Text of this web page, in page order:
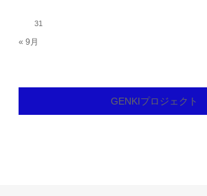
31
« 9月
GENKIプロジェクト